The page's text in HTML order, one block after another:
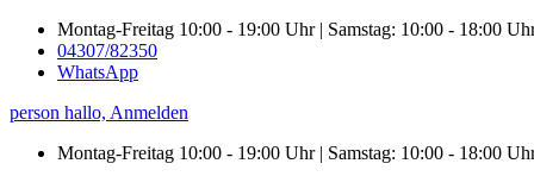
Montag-Freitag 10:00 - 19:00 Uhr | Samstag: 10:00 - 18:00
04307/82350
WhatsApp
person hallo, Anmelden
Montag-Freitag 10:00 - 19:00 Uhr | Samstag: 10:00 - 18:00